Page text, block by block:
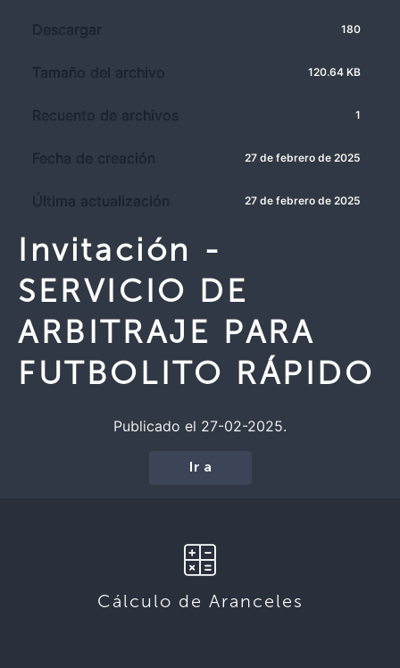
Descargar 180
Tamaño del archivo 120.64 KB
Recuento de archivos 1
Fecha de creación 27 de febrero de 2025
Última actualización 27 de febrero de 2025
Invitación -
SERVICIO DE
ARBITRAJE PARA
FUTBOLITO RÁPIDO
Publicado el 27-02-2025.
Ir a
Cálculo de Aranceles